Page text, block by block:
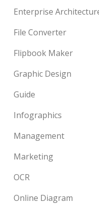
Enterprise
File Converter
Flipbook Maker
Graphic Design
Guide
Infographics
Management
Marketing
OCR
Online Diagram